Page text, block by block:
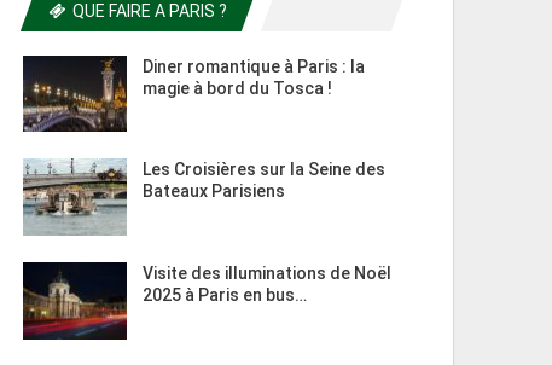
QUE FAIRE A PARIS ?
Diner romantique à Paris : la
magie à bord du Tosca !
Les Croisières sur la Seine des
Bateaux Parisiens
Visite des illuminations de Noël
2025 à Paris en bus…